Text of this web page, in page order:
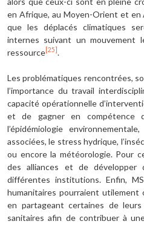
en Afrique, au Moyen-Orient et en
que les déplacés climatiques
internes suivant un
ressource [25] .
Les problématiques rencontrées,
l’importance du travail
capacité opérationnelle
et de gagner en compétence
l’épidémiologie
associées, le stress hydrique,
ou encore la météorologie. Pour
des alliances et de développer
différentes institutions. Enfin,
humanitaires pourraient utilement
en partageant certaines de
sanitaires afin de contribuer à